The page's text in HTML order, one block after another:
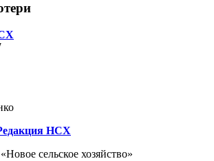
НСХ
сельское хозяйство»